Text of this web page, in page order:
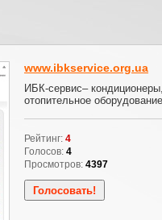
www.ibkservice.org.ua
ИБК-сервис–
отопительное
Рейтинг: 4
Голосов: 4
Просмотров: 4397